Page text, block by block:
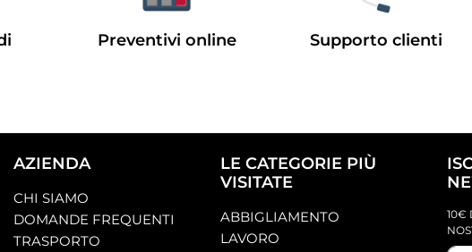
Preventivi online Supporto clienti
AZIENDA
CHI SIAMO
DOMANDE FREQUENTI
TRASPORTO
LE CATEGORIE PIÙ
VISITATE
ABBIGLIAMENTO
LAVORO
10€